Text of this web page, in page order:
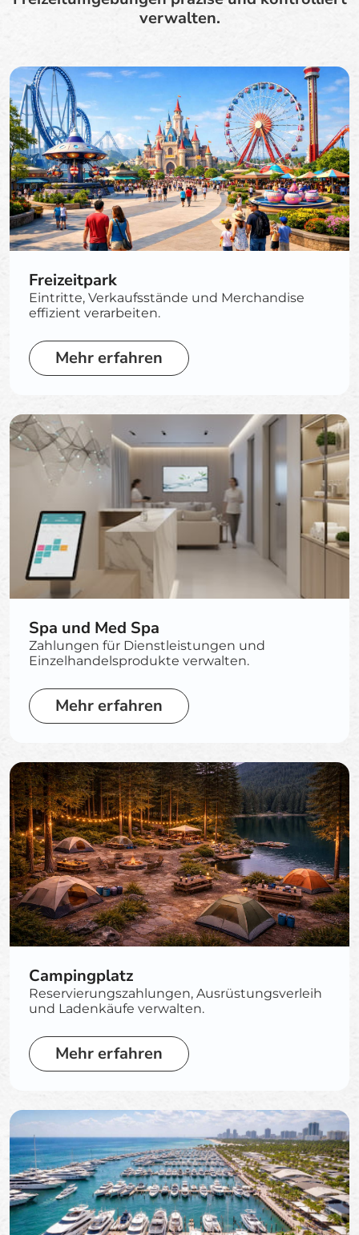
verwalten.
Freizeitpark
Eintritte, Verkaufsstände und Merchandise
effizient verarbeiten.
Mehr erfahren
Spa und Med Spa
Zahlungen für Dienstleistungen und
Einzelhandelsprodukte verwalten.
Mehr erfahren
Campingplatz
Reservierungszahlungen, Ausrüstungsverleih
und Ladenkäufe verwalten.
Mehr erfahren